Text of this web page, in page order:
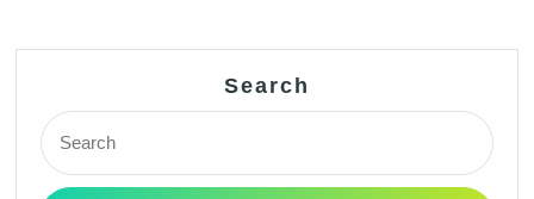
Search
Search
for: